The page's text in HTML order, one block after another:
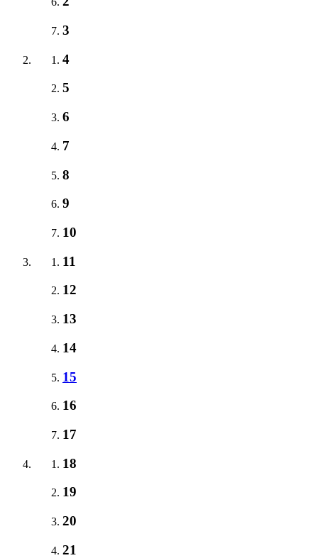
3
4
5
6
7
8
9
10
11
12
13
14
15
16
17
18
19
20
21